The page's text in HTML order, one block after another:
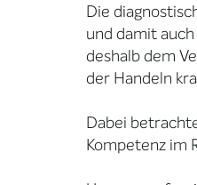
Die
und damit
deshalb dem
der Handeln
Dabei
Kompetenz im